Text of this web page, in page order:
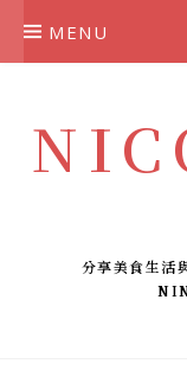
MENU
分享美食生活